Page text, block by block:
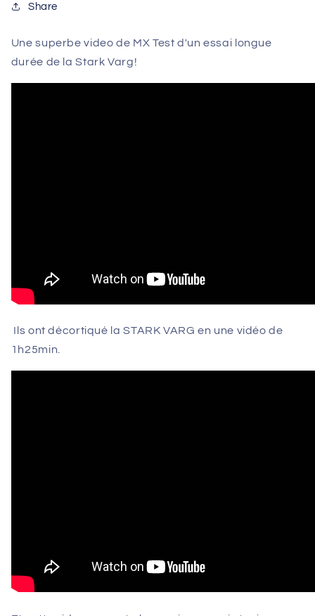
Share
Une superbe video de MX Test d'un essai longue
durée de la Stark Varg!
Ils ont décortiqué la STARK VARG en une vidéo de
1h25min.